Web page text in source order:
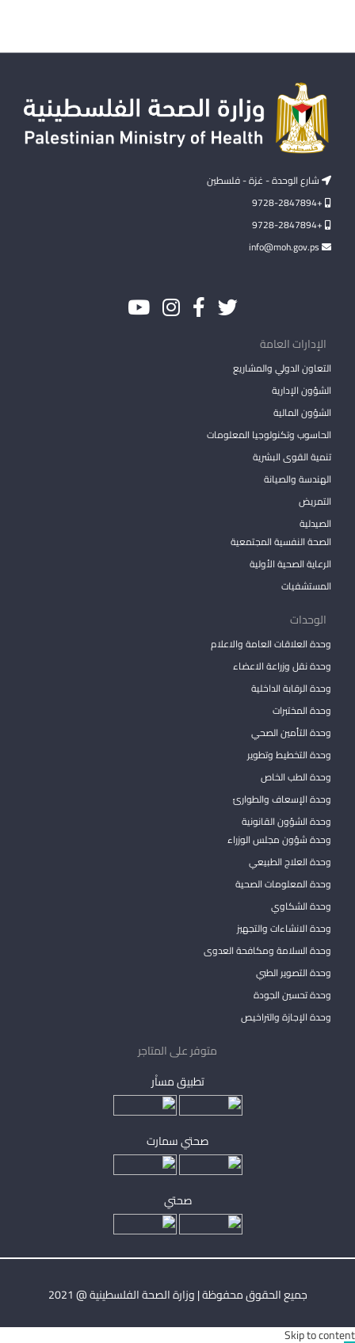
شارع الوحدة - غزة - فلسطين
+9728-2847894
+9728-2847894
الإدارات العامة
التعاون الدولي والمشاريع
الشؤون الإدارية
الشؤون المالية
الحاسوب وتكنولوجيا المعلومات
تنمية القوى البشرية
الهندسة والصيانة
التمريض
الصيدلية
الصحة النفسية المجتمعية
الرعاية الصحية الأولية
المستشفيات
الوحدات
وحدة العلاقات العامة والاعلام
وحدة نقل وزراعة الاعضاء
وحدة الرقابة الداخلية
وحدة المختبرات
وحدة التأمين الصحي
وحدة التخطيط وتطوير
وحدة الطب الخاص
وحدة الإسعاف والطوارئ
وحدة الشؤون القانونية
وحدة شؤون مجلس الوزراء
وحدة العلاج الطبيعي
وحدة المعلومات الصحية
وحدة الشكاوي
وحدة الانشاءات والتجهيز
وحدة السلامة ومكافحة العدوى
وحدة التصوير الطبي
وحدة تحسين الجودة
وحدة الإجازة والتراخيص
متوفر على المتاجر
تطبيق مساْر
صحتي سمارت
صحتي
جميع الحقوق محفوظة | وزارة الصحة الفلسطينية @ 2021
Skip to content